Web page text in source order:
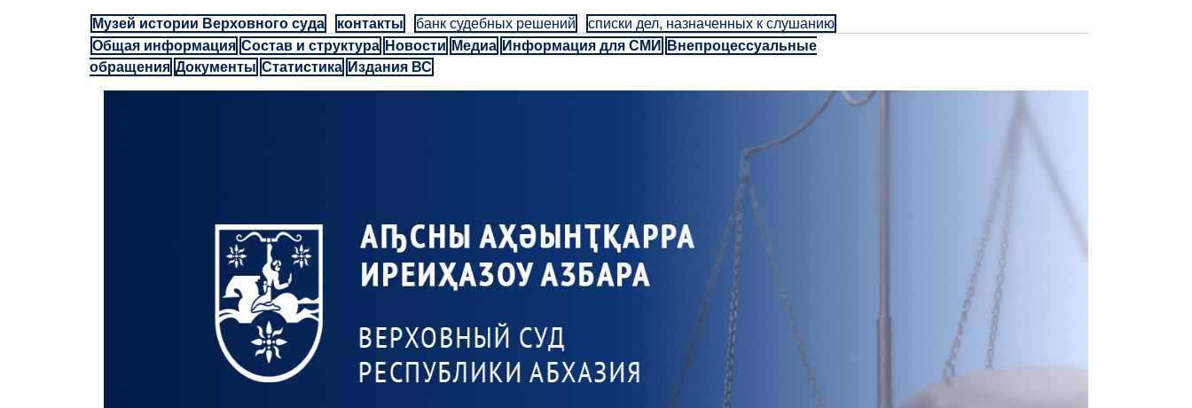
Музей истории Верховного суда контакты банк судебных решений
списки дел, назначенных к слушанию
Общая информация Состав и структура Новости Медиа Информация для СМИ
Внепроцессуальные
обращения Документы Статистика Издания ВС